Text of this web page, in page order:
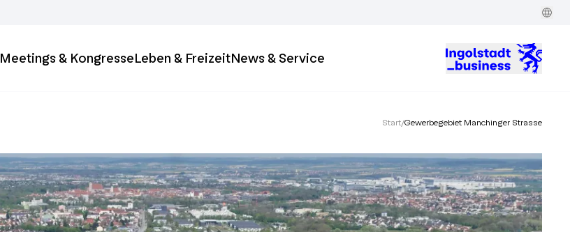
Meetings & KongresseLeben & FreizeitNews & Service
Start/Gewerbegebiet Manchinger Strasse